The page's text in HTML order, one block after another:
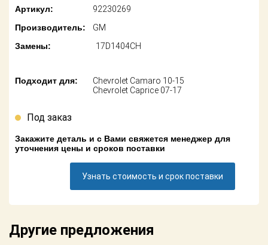
Доставка
Оплата
Поставщикам
Партнерство и
сотрудничество
Акции
Как оформить
Артикул:
92230269
Производитель:
GM
Замены:
17D1404CH
Подходит для:
Chevrolet Camaro 10-15
Chevrolet Caprice 07-17
Под заказ
Закажите деталь и с Вами свяжется менеджер для
уточнения цены и сроков поставки
Узнать стоимость и срок поставки
Другие предложения